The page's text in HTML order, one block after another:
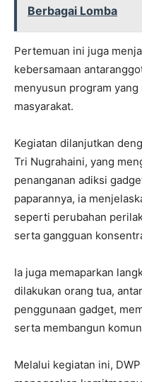
Berbagai Lomba
Pertemuan ini juga
kebersamaan
menyusun program
masyarakat.
Kegiatan dilanjutkan
Tri Nugrahaini, yang
penanganan adiksi
paparannya, ia
seperti perubahan
serta gangguan
Ia juga memaparkan
dilakukan orang tua,
penggunaan gadget,
serta membangun
Melalui kegiatan ini,